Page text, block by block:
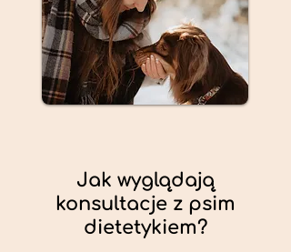
Jak wyglądają
konsultacje z psim
dietetykiem?